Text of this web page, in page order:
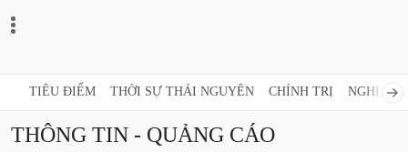
TIÊU ĐIỂM THỜI SỰ THÁI NGUYÊN CHÍNH TRỊ NGHỊ
THÔNG TIN - QUẢNG CÁO